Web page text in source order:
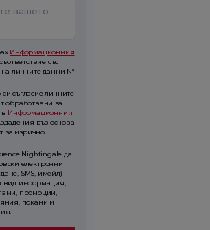
Информационния
със
на личните данни №
съгласие личните
обработвани за
в Информационния
въз основа
за изрично
Nightingale да
електронни
SMS, имейл)
вид информация,
промоции,
покани и